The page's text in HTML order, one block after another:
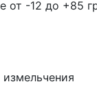
от -12 до +85